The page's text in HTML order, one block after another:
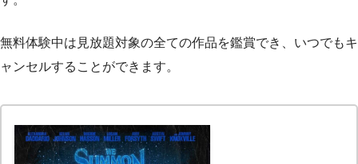
無料体験中は見放題対象の全ての作品を鑑賞でき、いつでもキ
ャンセルすることができます。